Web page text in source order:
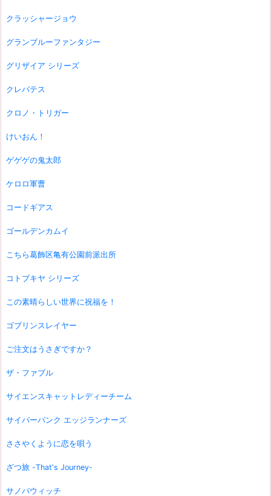
クラッシャージョウ
グランブルーファンタジー
グリザイア シリーズ
クレバテス
クロノ・トリガー
けいおん！
ゲゲゲの鬼太郎
ケロロ軍曹
コードギアス
ゴールデンカムイ
こちら葛飾区亀有公園前派出所
コトブキヤ シリーズ
この素晴らしい世界に祝福を！
ゴブリンスレイヤー
ご注文はうさぎですか？
ザ・ファブル
サイエンスキャットレディーチーム
サイバーパンク エッジランナーズ
ささやくように恋を唄う
ざつ旅 -That's Journey-
サノバウィッチ